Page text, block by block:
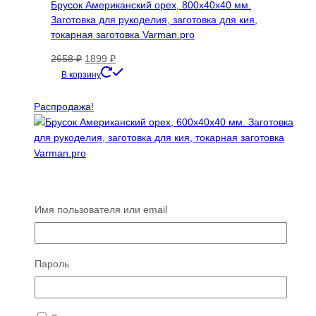
Брусок Американский орех, 800х40х40 мм.
Заготовка для рукоделия, заготовка для кия,
токарная заготовка Varman.pro
2658₽ Первоначальная
цена
2658 ₽.
1899 ₽Текущая
цена:
В корзину
Распродажа!
Заготовка для рукоделия, заготовка для кия,
токарная заготовка Varman.pro
2490₽Первоначальная
составляла
1778₽Текущая
1778 ₽.
В корзину
Имя пользователя или email
Пароль